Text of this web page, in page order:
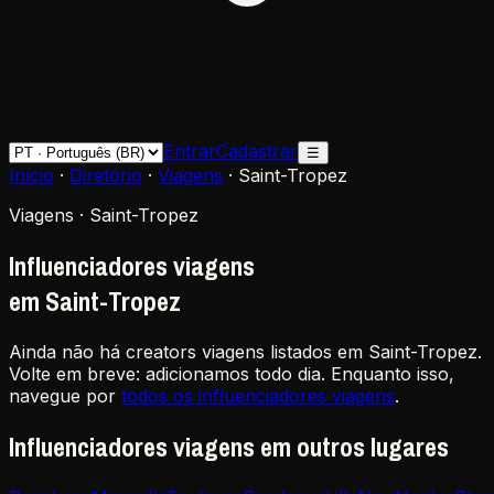
EntrarCadastrar ☰
Início · Diretório · Viagens · Saint-Tropez
Viagens · Saint-Tropez
Influenciadores viagens
em Saint-Tropez
Ainda não há creators viagens listados em Saint-Tropez.
Volte em breve: adicionamos todo dia. Enquanto isso,
navegue por todos os influenciadores viagens.
Influenciadores viagens em outros lugares